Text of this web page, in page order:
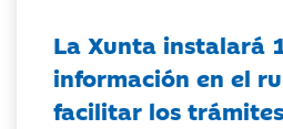
La Xunta instalará
información en el
facilitar los